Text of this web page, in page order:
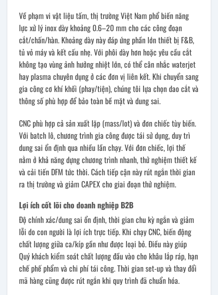
Về phạm vi vật liệu tấm, thị trường Việt Nam phổ biến năng
lực xử lý inox dày khoảng 0.6–20 mm cho các công đoạn
cắt/chấn/hàn. Khoảng dày này đáp ứng phần lớn thiết bị F&B,
tủ vỏ máy và kết cấu nhẹ. Với phôi dày hơn hoặc yêu cầu cắt
không tạo vùng ảnh hưởng nhiệt lớn, có thể cân nhắc waterjet
hay plasma chuyên dụng ở các đơn vị liên kết. Khi chuyển sang
gia công cơ khí khối (phay/tiện), chúng tôi lựa chọn dao cắt và
thông số phù hợp để bảo toàn bề mặt và dung sai.
CNC phù hợp cả sản xuất lặp (mass/lot) và đơn chiếc tùy biến.
Với batch lô, chương trình gia công được tái sử dụng, duy trì
dung sai ổn định qua nhiều lần chạy. Với đơn chiếc, lợi thế
nằm ở khả năng dựng chương trình nhanh, thử nghiệm thiết kế
và cải tiến DFM tức thời. Cách tiếp cận này rút ngắn thời gian
ra thị trường và giảm CAPEX cho giai đoạn thử nghiệm.
Lợi ích cốt lõi cho doanh nghiệp B2B
Độ chính xác/dung sai ổn định, thời gian chu kỳ ngắn và giảm
lỗi do con người là lợi ích trực tiếp. Khi chạy CNC, biến động
chất lượng giữa ca/kíp gần như được loại bỏ. Điều này giúp
Quý khách kiểm soát chất lượng đầu vào cho khâu lắp ráp, hạn
chế phế phẩm và chi phí tái công. Thời gian set-up và thay đổi
mã hàng cũng được rút ngắn khi quy trình đã chuẩn hóa.